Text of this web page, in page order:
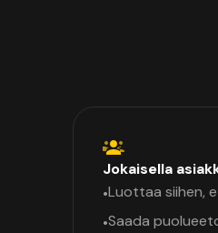
Jokaisella
•Luottaa siihen,
•Saada